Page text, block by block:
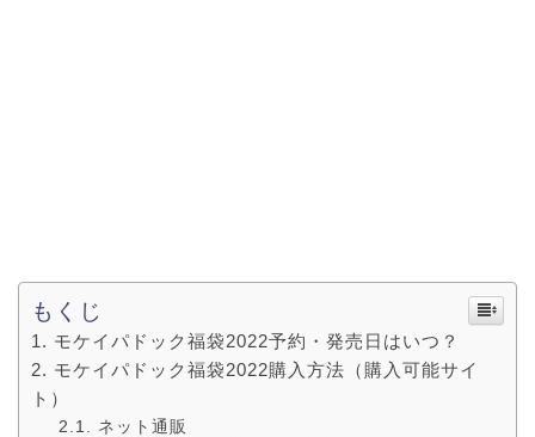
もくじ
モケイパドック福袋2022予約・発売日はいつ？
モケイパドック福袋2022購入方法（購入可能サイ
ト）
ネット通販